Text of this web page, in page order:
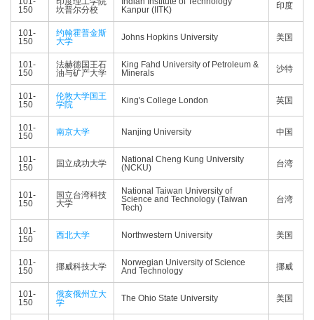
150
坎普尔分校
Kanpur (IITK)
印度
101-
150
约翰霍普金斯
大学
Johns Hopkins University 美国
101-
150
法赫德国王石
油与矿产大学
King Fahd University of Petroleum &
Minerals
沙特
101-
150
伦敦大学国王
学院
King's College London 英国
101-
150
南京大学 Nanjing University 中国
101-
150
国立成功大学
National Cheng Kung University
(NCKU)
台湾
101-
150
国立台湾科技
大学
National Taiwan University of
Science and Technology (Taiwan
Tech)
台湾
101-
150
西北大学 Northwestern University 美国
101-
150
挪威科技大学
Norwegian University of Science
And Technology
挪威
101-
150
俄亥俄州立大
学
The Ohio State University 美国